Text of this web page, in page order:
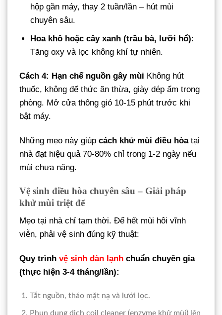
hộp gần máy, thay 2 tuần/lần – hút mùi
chuyên sâu.
Hoa khô hoặc cây xanh (trầu bà, lưỡi hổ):
Tăng oxy và lọc không khí tự nhiên.
Cách 4: Hạn chế nguồn gây mùi Không hút
thuốc, không để thức ăn thừa, giày dép ẩm trong
phòng. Mở cửa thông gió 10-15 phút trước khi
bật máy.
Những mẹo này giúp cách khử mùi điều hòatại
nhà đạt hiệu quả 70-80% chỉ trong 1-2 ngày nếu
mùi chưa nặng.
Vệ sinh điều hòa chuyên sâu – Giải pháp
khử mùi triệt để
Mẹo tại nhà chỉ tạm thời. Để hết mùi hôi vĩnh
viễn, phải vệ sinh đúng kỹ thuật:
Quy trình vệ sinh dàn lạnh chuẩn chuyên gia
(thực hiện 3-4 tháng/lần):
Tắt nguồn, tháo mặt nạ và lưới lọc.
Phun dung dịch coil cleaner (enzyme khử mùi) lên